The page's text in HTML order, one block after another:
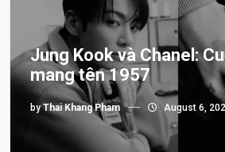
Jung Kook và Chanel:
mang tên 1957
byThai Khang Pham August 6,